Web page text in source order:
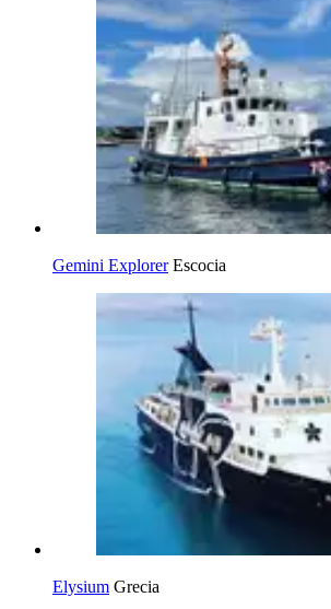
Gemini Explorer Escocia
Elysium Grecia